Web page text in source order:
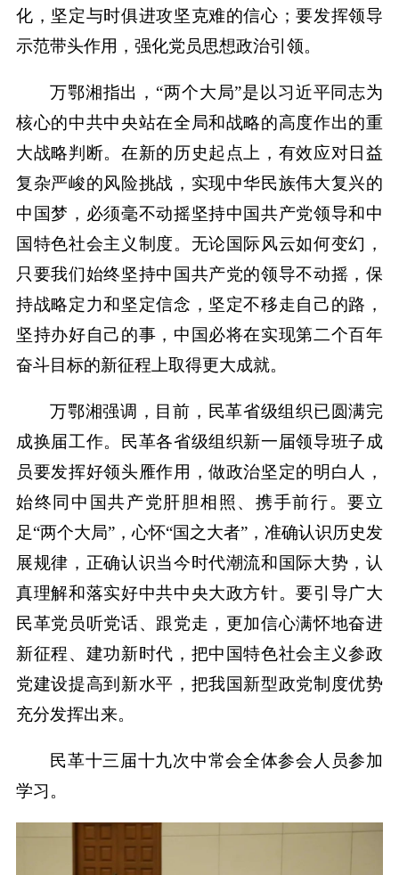
化，坚定与时俱进攻坚克难的信心；要发挥领导
示范带头作用，强化党员思想政治引领。
万鄂湘指出，“两个大局”是以习近平同志为
核心的中共中央站在全局和战略的高度作出的重
大战略判断。在新的历史起点上，有效应对日益
复杂严峻的风险挑战，实现中华民族伟大复兴的
中国梦，必须毫不动摇坚持中国共产党领导和中
国特色社会主义制度。无论国际风云如何变幻，
只要我们始终坚持中国共产党的领导不动摇，保
持战略定力和坚定信念，坚定不移走自己的路，
坚持办好自己的事，中国必将在实现第二个百年
奋斗目标的新征程上取得更大成就。
万鄂湘强调，目前，民革省级组织已圆满完
成换届工作。民革各省级组织新一届领导班子成
员要发挥好领头雁作用，做政治坚定的明白人，
始终同中国共产党肝胆相照、携手前行。要立
足“两个大局”，心怀“国之大者”，准确认识历史发
展规律，正确认识当今时代潮流和国际大势，认
真理解和落实好中共中央大政方针。要引导广大
民革党员听党话、跟党走，更加信心满怀地奋进
新征程、建功新时代，把中国特色社会主义参政
党建设提高到新水平，把我国新型政党制度优势
充分发挥出来。
民革十三届十九次中常会全体参会人员参加
学习。